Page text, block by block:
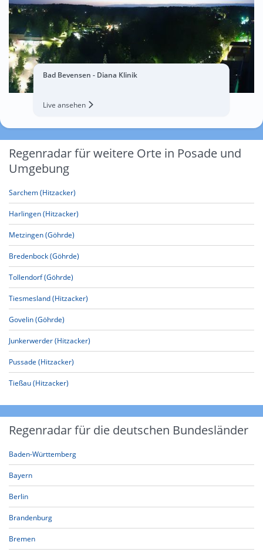
Bad Bevensen - Diana Klinik
Live ansehen
Regenradar für weitere Orte in Posade und
Umgebung
Sarchem (Hitzacker)
Harlingen (Hitzacker)
Metzingen (Göhrde)
Bredenbock (Göhrde)
Tollendorf (Göhrde)
Tiesmesland (Hitzacker)
Govelin (Göhrde)
Junkerwerder (Hitzacker)
Pussade (Hitzacker)
Tießau (Hitzacker)
Regenradar für die deutschen Bundesländer
Baden-Württemberg
Bayern
Berlin
Brandenburg
Bremen